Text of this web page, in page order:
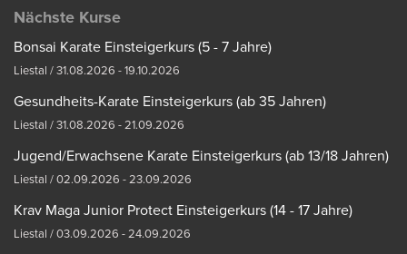
Nächste Kurse
Bonsai Karate Einsteigerkurs (5 - 7 Jahre)
Liestal / 31.08.2026 - 19.10.2026
Gesundheits-Karate Einsteigerkurs (ab 35 Jahren)
Liestal / 31.08.2026 - 21.09.2026
Jugend/Erwachsene Karate Einsteigerkurs (ab 13/18 Jahren)
Liestal / 02.09.2026 - 23.09.2026
Krav Maga Junior Protect Einsteigerkurs (14 - 17 Jahre)
Liestal / 03.09.2026 - 24.09.2026